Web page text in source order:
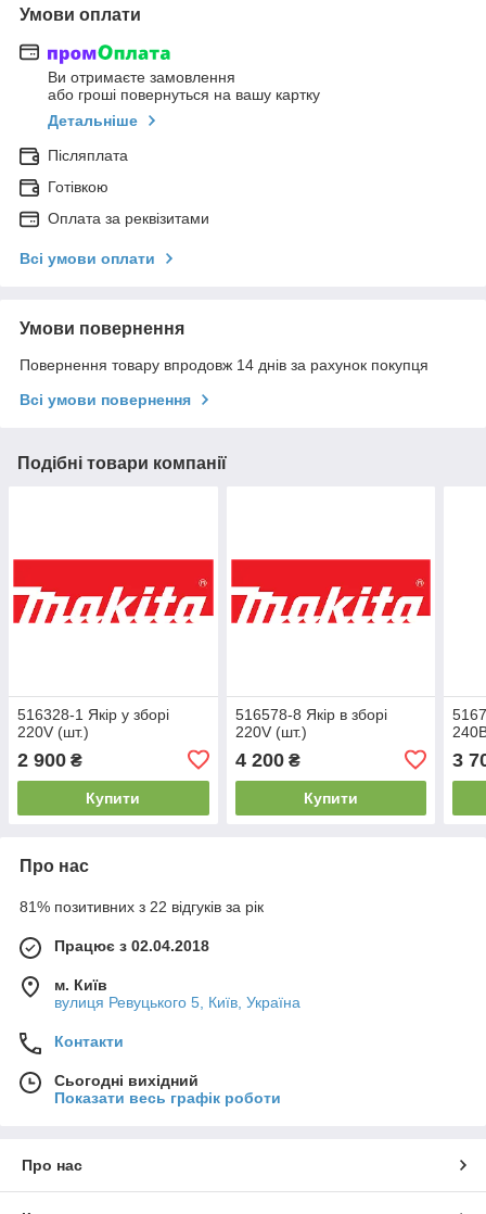
Умови оплати
Ви отримаєте замовлення
або гроші повернуться на вашу картку
Детальніше
Післяплата
Готівкою
Оплата за реквізитами
Всі умови оплати
Умови повернення
Повернення товару впродовж 14 днів за рахунок покупця
Всі умови повернення
Подібні товари компанії
516328-1 Якір у зборі
220V (шт.)
2 900 ₴
Купити
516578-8 Якір в зборі
220V (шт.)
4 200₴
Купити
3
Про нас
81% позитивних з 22 відгуків за рік
Працює з 02.04.2018
м. Київ
вулиця Ревуцького 5, Київ, Україна
Контакти
Сьогодні вихідний
Показати весь графік роботи
Про нас